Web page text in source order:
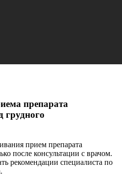
препарата
грудного
прием препарата
после консультации с врачом.
рекомендации специалиста по